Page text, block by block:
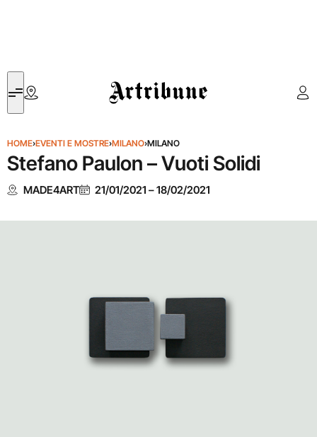
Artribune
HOME›EVENTI E MOSTRE›MILANO›MILANO
Stefano Paulon – Vuoti Solidi
MADE4ART 21/01/2021 –18/02/2021